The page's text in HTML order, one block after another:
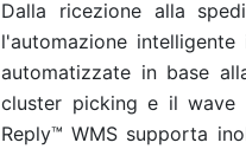
Dalla ricezione alla
l'automazione
automatizzate in base
cluster picking e il wave
Reply™ WMS supporta